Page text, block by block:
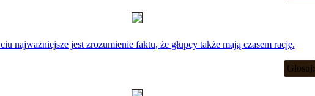
najważniejsze jest zrozumienie faktu, że głupcy także mają czasem rację.
Głosuj: